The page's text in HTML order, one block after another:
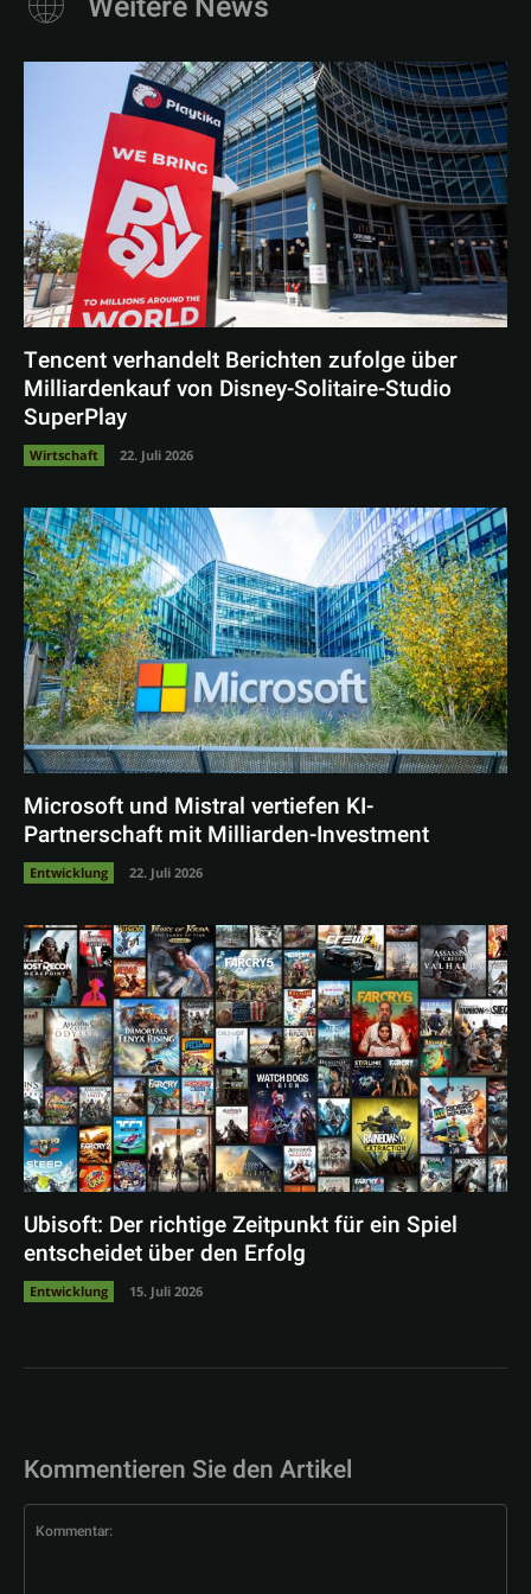
Tencent verhandelt Berichten zufolge über
Milliardenkauf von Disney-Solitaire-Studio
SuperPlay
Wirtschaft 22. Juli 2026
Microsoft und Mistral vertiefen KI-
Partnerschaft mit Milliarden-Investment
Entwicklung 22. Juli 2026
Ubisoft: Der richtige Zeitpunkt für ein Spiel
entscheidet über den Erfolg
Entwicklung 15. Juli 2026
Kommentieren Sie den Artikel